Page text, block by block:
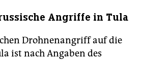
Angriffe in Tula
Drohnenangriff auf die
ist nach Angaben des